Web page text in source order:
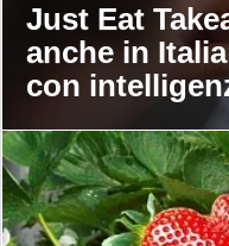
Just Eat
anche in
con